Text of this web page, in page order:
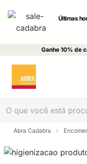
Últimas
Ganhe 10% de
Abra Cadabra